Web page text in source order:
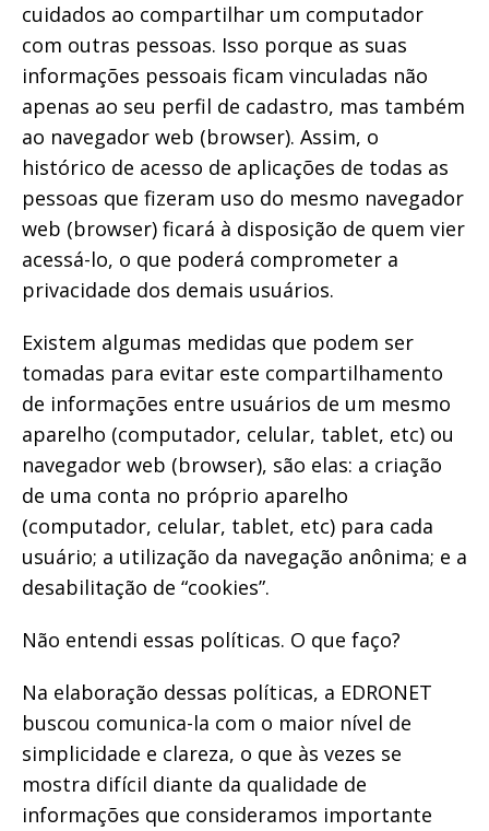
cuidados ao compartilhar um computador
com outras pessoas. Isso porque as suas
informações pessoais ficam vinculadas não
apenas ao seu perfil de cadastro, mas também
ao navegador web (browser). Assim, o
histórico de acesso de aplicações de todas as
pessoas que fizeram uso do mesmo navegador
web (browser) ficará à disposição de quem vier
acessá-lo, o que poderá comprometer a
privacidade dos demais usuários.
Existem algumas medidas que podem ser
tomadas para evitar este compartilhamento
de informações entre usuários de um mesmo
aparelho (computador, celular, tablet, etc) ou
navegador web (browser), são elas: a criação
de uma conta no próprio aparelho
(computador, celular, tablet, etc) para cada
usuário; a utilização da navegação anônima; e a
desabilitação de “cookies”.
Não entendi essas políticas. O que faço?
Na elaboração dessas políticas, a EDRONET
buscou comunica-la com o maior nível de
simplicidade e clareza, o que às vezes se
mostra difícil diante da qualidade de
informações que consideramos importante